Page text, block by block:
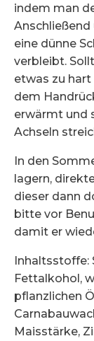
indem man
Anschließend
eine dünne
verbleibt.
etwas zu hart
dem
erwärmt und
Achseln
In den
lagern,
dieser dann
bitte vor
damit er
Inhaltsstoffe:
Fettalkohol,
pflanzlichen
Maisstärke,